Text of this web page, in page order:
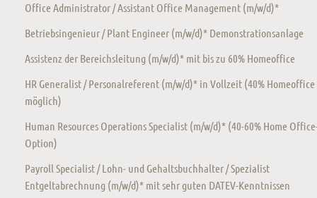
Office Administrator / Assistant Office Management (m/w/d)*
Betriebsingenieur / Plant Engineer (m/w/d)* Demonstrationsanlage
Assistenz der Bereichsleitung (m/w/d)* mit bis zu 60% Homeoffice
HR Generalist / Personalreferent (m/w/d)* in Vollzeit (40% Homeoffice
möglich)
Human Resources Operations Specialist (m/w/d)* (40-60% Home
Option)
Payroll Specialist / Lohn- und Gehaltsbuchhalter / Spezialist
Entgeltabrechnung (m/w/d)* mit sehr guten DATEV-Kenntnissen